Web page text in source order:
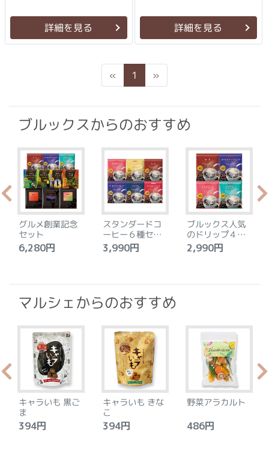
詳細を見る 詳細を見る
« Previous
1 »Next
ブルックスからのおすすめ
グルメ創業記念
セット
6,280円
スタンダードコ
ーヒー６種セッ
ト
3,990円
ブルックス人気
のドリップ４種
セット
2,990円
マルシェからのおすすめ
キャラいも 黒ご
ま
394円
キャラいも きな
こ
394円
野菜アラカルト
486円